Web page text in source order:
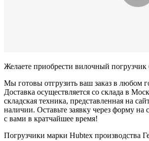
Желаете приобрести вилочный погрузчик
Мы готовы отгрузить ваш заказ в любом
Доставка осуществляется со склада в
складская техника, представленная на
наличии. Оставьте заявку через форму на
с вами в кратчайшее время!
Погрузчики марки Hubtex производства